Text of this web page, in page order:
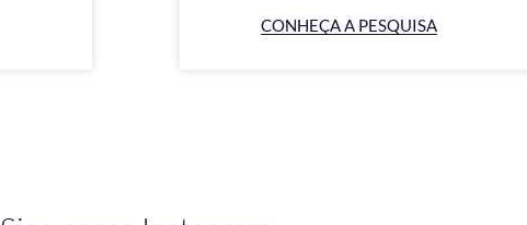
CONHEÇA A PESQUISA